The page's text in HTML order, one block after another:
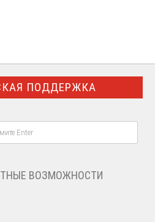
ПОДДЕРЖКА
ВОЗМОЖНОСТИ